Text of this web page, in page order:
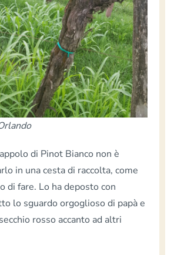
di Pinot Bianco non è
in una cesta di raccolta, come
di fare. Lo ha deposto con
lo sguardo orgoglioso di papà e
rosso accanto ad altri